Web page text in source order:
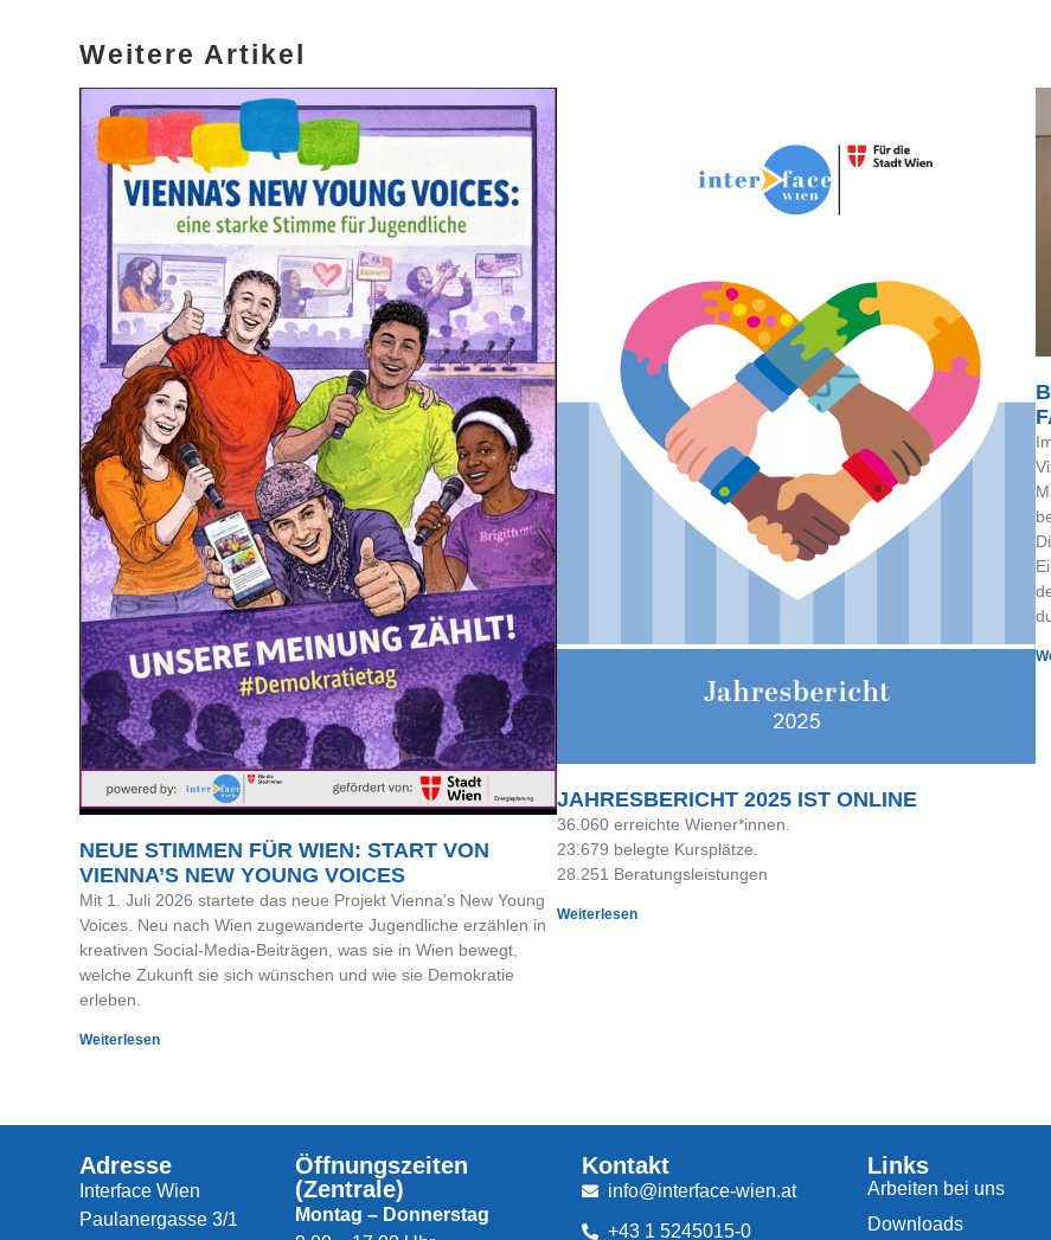
Weitere Artikel
NEUE STIMMEN FÜR WIEN: START VON
VIENNA’S NEW YOUNG VOICES
Mit 1. Juli 2026 startete das neue Projekt Vienna’s New Young
Voices. Neu nach Wien zugewanderte Jugendliche erzählen in
kreativen Social-Media-Beiträgen, was sie in Wien bewegt,
welche Zukunft sie sich wünschen und wie sie Demokratie
erleben.
Weiterlesen
JAHRESBERICHT 2025 IST ONLINE
36.060 erreichte Wiener*innen.
23.679 belegte Kursplätze.
28.251 Beratungsleistungen
Weiterlesen
Adresse
Interface Wien
Paulanergasse 3/1
Öffnungszeiten
(Zentrale)
Montag – Donnerstag
Kontakt
info@interface-wien.at
+43 1 5245015-0
Links
Arbeiten bei uns
Downloads